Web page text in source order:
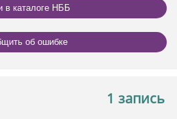
в каталоге НББ
об ошибке
1 запись